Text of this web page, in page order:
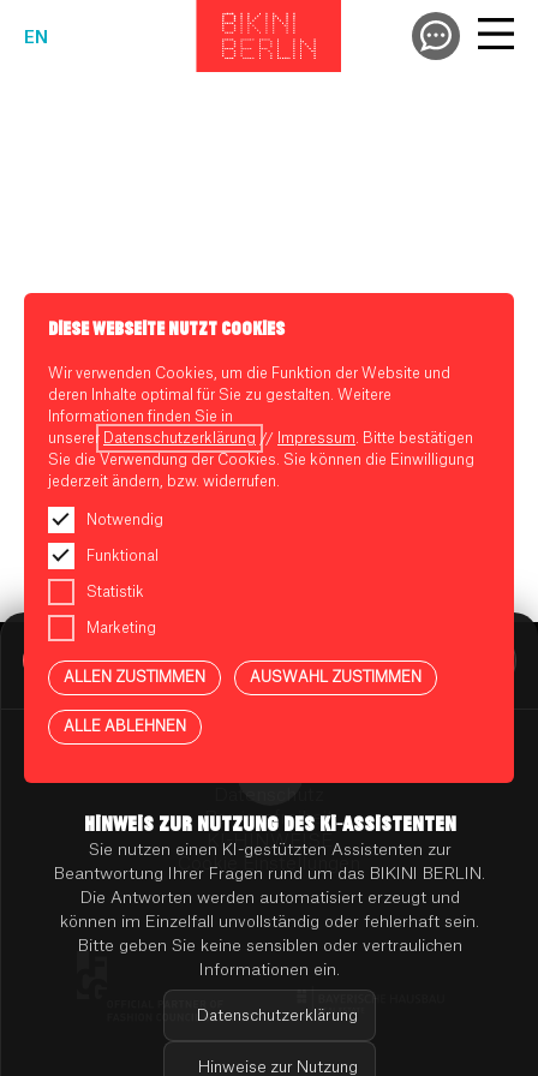
EN
BIKINI BERLIN Assistent
Online
HINWEIS ZUR NUTZUNG DES KI-ASSISTENTEN
Sie nutzen einen KI-gestützten Assistenten zur
Beantwortung Ihrer Fragen rund um das BIKINI BERLIN.
Die Antworten werden automatisiert erzeugt und
können im Einzelfall unvollständig oder fehlerhaft sein.
Bitte geben Sie keine sensiblen oder vertraulichen
Informationen ein.
Datenschutzerklärung
Hinweise zur Nutzung
DIESE WEBSEITE NUTZT COOKIES
Wir verwenden Cookies, um die Funktion der Website und
deren Inhalte optimal für Sie zu gestalten. Weitere
Informationen finden Sie in
unserer
Datenschutzerklärung // Impressum . Bitte bestätigen
Sie die Verwendung der Cookies. Sie können die Einwilligung
jederzeit ändern, bzw. widerrufen.
Notwendig
Funktional
Statistik
Marketing
ALLEN ZUSTIMMEN AUSWAHL ZUSTIMMEN
ALLE ABLEHNEN
Presse
Barrierefreiheit
KI-HINWEISE
Cookie Einstellungen